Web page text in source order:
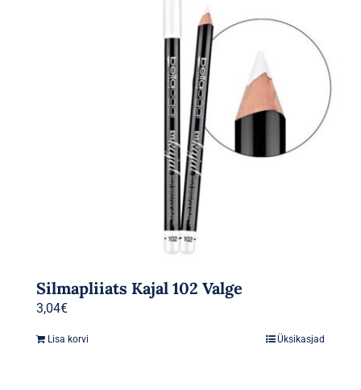
Silmapliiats Kajal 102 Valge
3,04€
Lisa korvi Üksikasjad